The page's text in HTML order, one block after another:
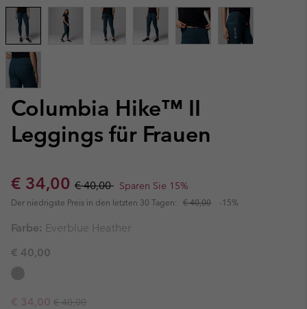
Columbia Hike™ II
Leggings für Frauen
Sale price:
€ 34,00 Regular price:
€ 40,00 Sparen Sie 15%
Der niedrigste Preis in den letzten 30 Tagen: € 40,00 -15%
Farbe: Everblue Heather
€ 40,00
Sale price:
€ 34,00 Regular price:
€ 40,00